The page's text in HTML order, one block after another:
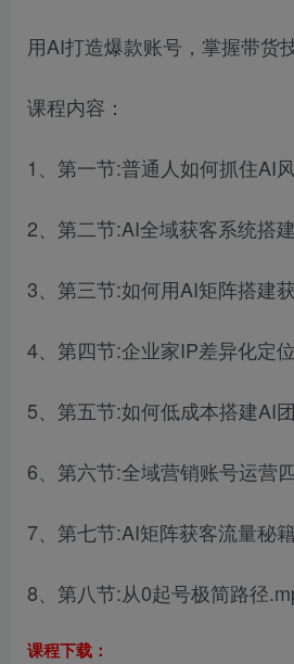
用AI打造爆款账号，掌握带货
课程内容：
1、第一节:普通人如何抓住AI
2、第二节:AI全域获客系统搭
3、第三节:如何用AI矩阵搭建
4、第四节:企业家IP差异化定
5、第五节:如何低成本搭建AI
6、第六节:全域营销账号运营
7、第七节:AI矩阵获客流量秘
8、第八节:从0起号极简路径
课程下载：